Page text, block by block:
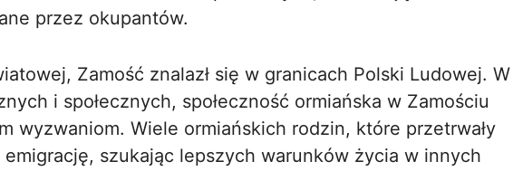
przez okupantów.
Zamość znalazł się w granicach Polski Ludowej. W
i społecznych, społeczność ormiańska w Zamościu
wyzwaniom. Wiele ormiańskich rodzin, które przetrwały
szukając lepszych warunków życia w innych